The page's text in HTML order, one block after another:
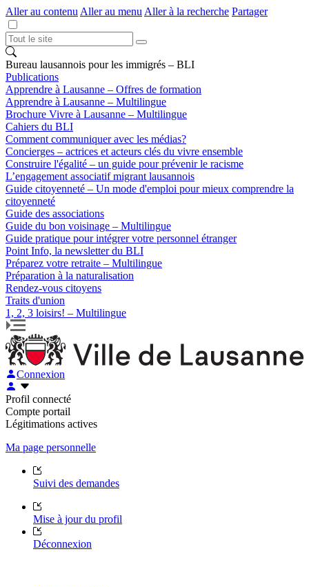
Aller au contenu Aller au menu Aller à la recherche Partager
Bureau lausannois pour les immigrés – BLI
Publications
Apprendre à Lausanne – Offres de formation
Apprendre à Lausanne – Multilingue
Brochure Vivre à Lausanne – Multilingue
Cahiers du BLI
Comment communiquer avec les médias?
Concierges – actrices et acteurs clés du vivre ensemble
Construire l'égalité – un guide pour prévenir le racisme
L’engagement associatif migrant lausannois
Guide citoyenneté – Un mode d'emploi pour mieux comprendre la
citoyenneté
Guide des associations
Guide du bon voisinage – Multilingue
Guide pratique pour intégrer votre personnel étranger
Point Info, la newsletter du BLI
Préparez votre retraite – Multilingue
Préparation à la naturalisation
Rendez-vous citoyens
Traits d'union
1, 2, 3 loisirs! – Multilingue
Connexion
Profil connecté
Compte portail
Légitimations actives
Ma page personnelle
Suivi des demandes
Mise à jour du profil
Déconnexion